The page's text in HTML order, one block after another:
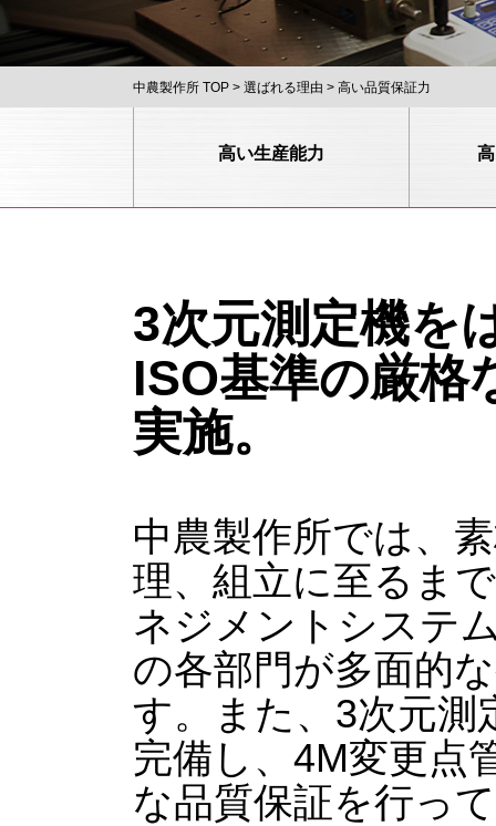
中農製作所 TOP 選ばれる理由 高い品質保証力
高い生産能力
3次元測定機を
ISO基準の厳格
実施。
中農製作所では、
理、組立に至るま
ネジメントシステ
の各部門が多面的
す。また、3次元測
完備し、4M変更点
な品質保証を行っ